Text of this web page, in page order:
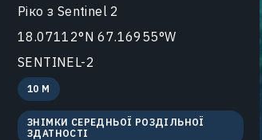
Дізнатися
Ріко з Sentinel 2
18.07112°N 67.16955°W
SENTINEL-2
10 M
ЗНІМКИ СЕРЕДНЬОЇ РОЗДІЛЬНОЇ
ЗДАТНОСТІ